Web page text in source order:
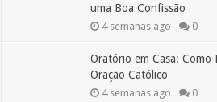
uma Boa Confissão
4 semanas ago 0
Oratório em Casa:
Oração Católico
4 semanas ago 0